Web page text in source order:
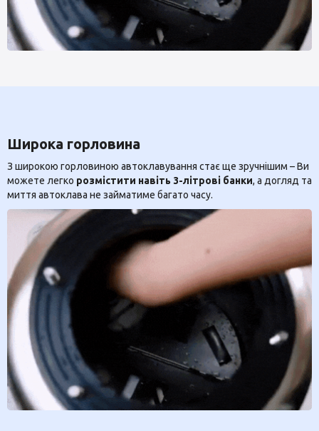
Широка горловина
З широкою горловиною автоклавування стає ще зручнішим – Ви
можете легко розмістити навіть 3-літрові банки, а догляд та
миття автоклава не займатиме багато часу.